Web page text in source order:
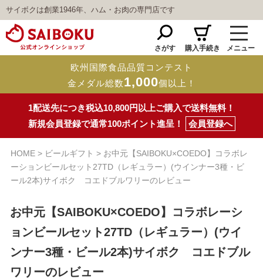
サイボクは創業1946年、ハム・お肉の専門店です
さがす 購入手続き メニュー
欧州国際食品品質コンテスト
金メダル総数1,000個以上！
1配送先につき税込10,800円以上ご購入で送料無料！
新規会員登録で通常100ポイント進呈！
会員登録へ
HOME ビールギフト
お中元【SAIBOKU×COEDO】コラボレ
ーションビールセット27TD（レギュラー）(ウインナー3種・ビ
ール2本)サイボク コエドブルワリーのレビュー
お中元【SAIBOKU×COEDO】コラボレーシ
ョンビールセット27TD（レギュラー）(ウイ
ンナー3種・ビール2本)サイボク コエドブル
ワリーのレビュー